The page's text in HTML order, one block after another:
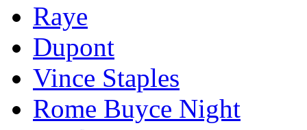
Raye
Dupont
Vince Staples
Rome Buyce Night